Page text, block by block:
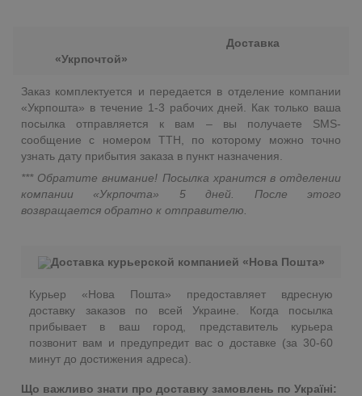
Доставка
«Укрпочтой»
Заказ комплектуется и передается в отделение компании
«Укрпошта» в течение 1-3 рабочих дней. Как только ваша
посылка отправляется к вам – вы получаете SMS-
сообщение с номером ТТН, по которому можно точно
узнать дату прибытия заказа в пункт назначения.
*** Обратите внимание! Посылка хранится в отделении
компании «Укрпочта» 5 дней. После этого
возвращается обратно к отправителю.
Доставка курьерской компанией «Нова Пошта»
Курьер «Нова Пошта» предоставляет вдресную
доставку заказов по всей Украине. Когда посылка
прибывает в ваш город, представитель курьера
позвонит вам и предупредит вас о доставке (за 30-60
минут до достижения адреса).
Що важливо знати про доставку замовлень по Україні: